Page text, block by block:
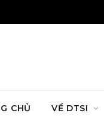
CHỦ VỀ DTSI